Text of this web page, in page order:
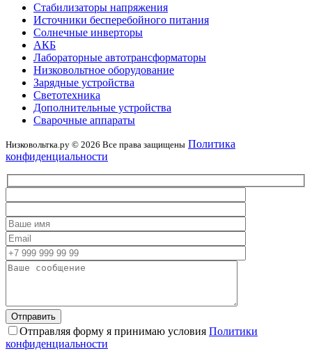
Стабилизаторы напряжения
Источники бесперебойного питания
Солнечные инверторы
АКБ
Лабораторные автотрансформаторы
Низковольтное оборудование
Зарядные устройства
Светотехника
Дополнительные устройства
Сварочные аппараты
Низковольтка.ру © 2026 Все права защищены Политика
конфиденциальности
Отправляя форму я принимаю условия Политики
конфиденциальности